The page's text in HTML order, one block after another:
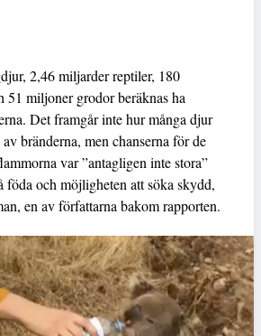
2,46 miljarder reptiler, 180
51 miljoner grodor beräknas ha
Det framgår inte hur många djur
bränderna, men chanserna för de
var ”antagligen inte stora”
och möjligheten att söka skydd,
en av författarna bakom rapporten.